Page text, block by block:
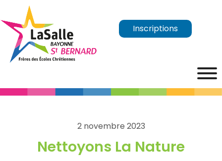
Inscriptions
2 novembre 2023
Nettoyons La Nature